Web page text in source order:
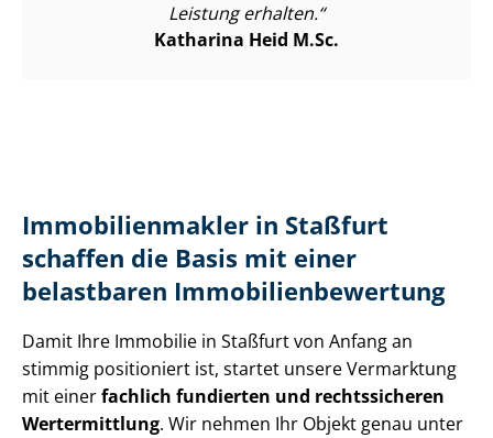
Leistung erhalten.
Katharina Heid M.Sc.
Im­mo­bi­li­en­mak­ler in Staßfurt
schaffen die Basis mit einer
belastbaren Im­mo­bi­li­en­be­wer­tung
Damit Ihre Immobilie in Staßfurt von Anfang an
stimmig positioniert ist, startet unsere Vermarktung
mit einerfachlich fundierten und rechtssicheren
Wertermittlung. Wir nehmen Ihr Objekt genau unter